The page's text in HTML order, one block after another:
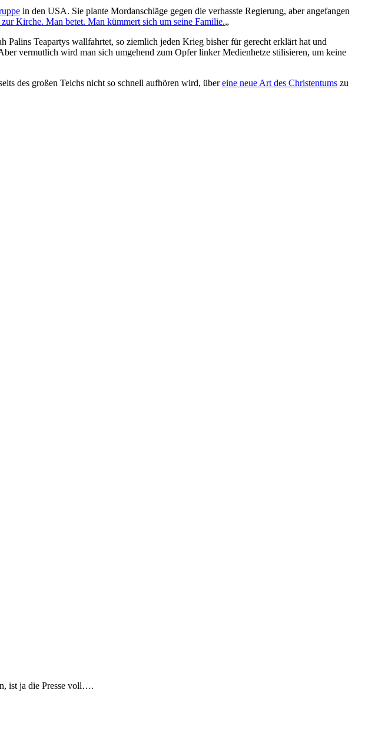
in den USA. Sie plante Mordanschläge gegen die verhasste Regierung, aber angefangen
Kirche. Man betet. Man kümmert sich um seine Familie.„
Palins Teapartys wallfahrtet, so ziemlich jeden Krieg bisher für gerecht erklärt hat und
vermutlich wird man sich umgehend zum Opfer linker Medienhetze stilisieren, um keine
des großen Teichs nicht so schnell aufhören wird, übereine neue Art des Christentums zu
ist ja die Presse voll….